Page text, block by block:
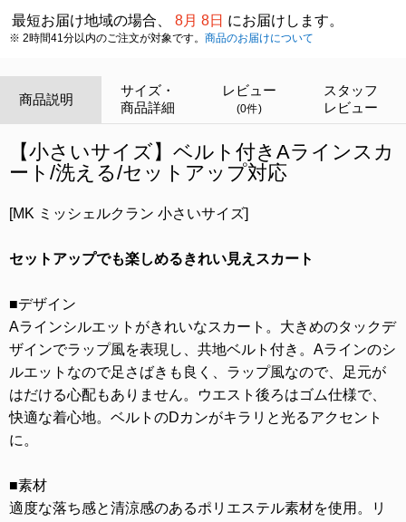
最短お届け地域の場合、 8月 8日 にお届けします。
※ 2時間41分以内のご注文が対象です。 商品のお届けについて
商品説明
サイズ・
商品詳細
レビュー
(0件)
スタッフ
レビュー
【小さいサイズ】ベルト付きAラインスカ
ート/洗える/セットアップ対応
[MK ミッシェルクラン 小さいサイズ]
セットアップでも楽しめるきれい見えスカート
■デザイン
Aラインシルエットがきれいなスカート。大きめのタックデ
ザインでラップ風を表現し、共地ベルト付き。Aラインのシ
ルエットなので足さばきも良く、ラップ風なので、足元が
はだける心配もありません。ウエスト後ろはゴム仕様で、
快適な着心地。ベルトのDカンがキラリと光るアクセント
に。
■素材
適度な落ち感と清涼感のあるポリエステル素材を使用。リ